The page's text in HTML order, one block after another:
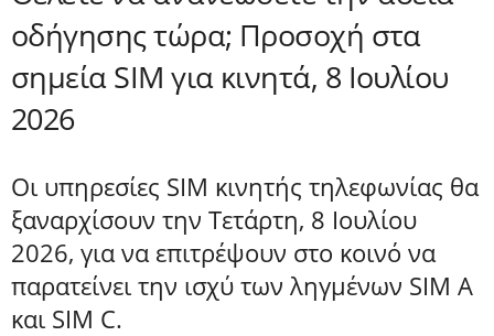
οδήγησης τώρα; Προσοχή στα
σημεία SIM για κινητά, 8 Ιουλίου
2026
Οι υπηρεσίες SIM κινητής τηλεφωνίας θα
ξαναρχίσουν την Τετάρτη, 8 Ιουλίου
2026, για να επιτρέψουν στο κοινό να
παρατείνει την ισχύ των ληγμένων SIM A
και SIM C.